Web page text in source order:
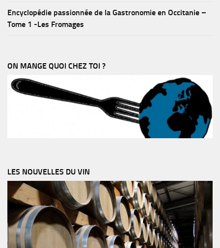
Encyclopédie passionnée de la Gastronomie en Occitanie –
Tome 1 -Les Fromages
ON MANGE QUOI CHEZ TOI ?
LES NOUVELLES DU VIN